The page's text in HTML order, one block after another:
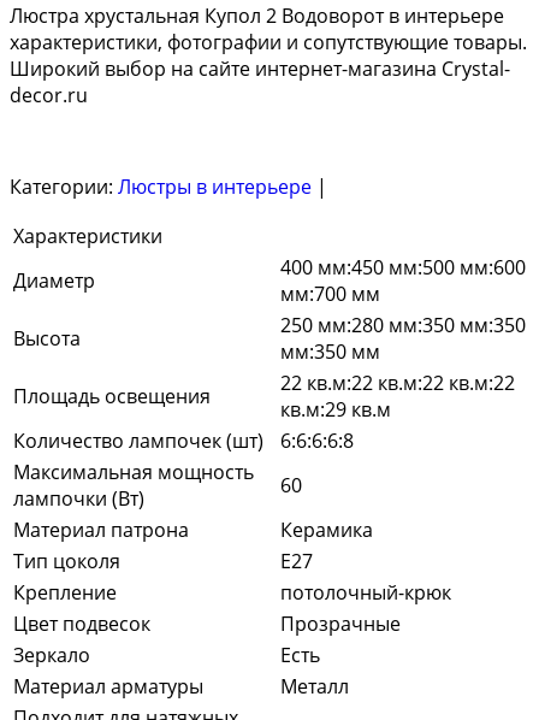
Люстра хрустальная Купол 2 Водоворот в интерьере
характеристики, фотографии и сопутствующие товары.
Широкий выбор на сайте интернет-магазина Crystal-
decor.ru
Категории: Люстры в интерьере |
Характеристики
Диаметр
400 мм:450 мм:500 мм:600
мм:700 мм
Высота
250 мм:280 мм:350 мм:350
мм:350 мм
Площадь освещения
22 кв.м:22 кв.м:22 кв.м:22
кв.м:29 кв.м
Количество лампочек (шт)
6:6:6:6:8
Максимальная мощность
лампочки (Вт)
60
Материал патрона
Керамика
Тип цоколя
E27
Крепление
потолочный-крюк
Цвет подвесок
Прозрачные
Зеркало
Есть
Материал арматуры
Металл